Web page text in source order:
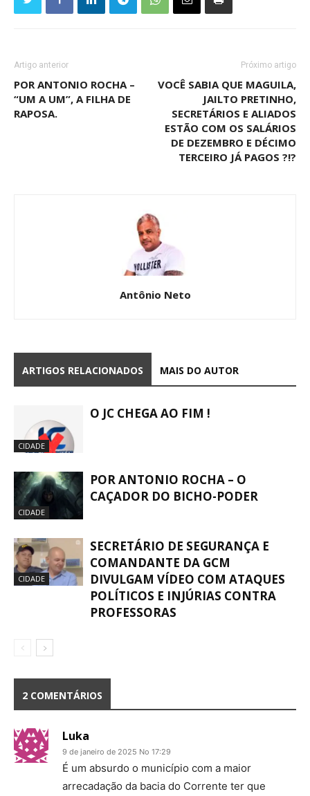
Artigo anterior
POR ANTONIO ROCHA –
“UM A UM”, A FILHA DE
RAPOSA.
Próximo artigo
VOCÊ SABIA QUE MAGUILA,
JAILTO PRETINHO,
SECRETÁRIOS E ALIADOS
ESTÃO COM OS SALÁRIOS
DE DEZEMBRO E DÉCIMO
TERCEIRO JÁ PAGOS ?!?
Antônio Neto
ARTIGOS RELACIONADOS MAIS DO AUTOR
CIDADE
O JC CHEGA AO FIM !
CIDADE
POR ANTONIO ROCHA – O
CAÇADOR DO BICHO-PODER
CIDADE
SECRETÁRIO DE SEGURANÇA E
COMANDANTE DA GCM
DIVULGAM VÍDEO COM ATAQUES
POLÍTICOS E INJÚRIAS CONTRA
PROFESSORAS
2 COMENTÁRIOS
Luka
9 de janeiro de 2025 No 17:29
É um absurdo o município com a maior
arrecadação da bacia do Corrente ter que